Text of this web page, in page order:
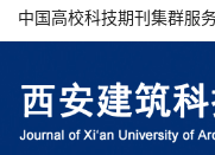
中国高校科技期刊集群服